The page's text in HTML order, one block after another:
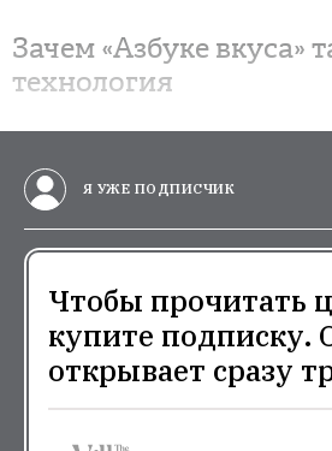
Зачем«Азбуке вкуса»
технология
Я УЖЕ ПОДПИСЧИК
Чтобы прочитать
купите подписку.
открывает сразу